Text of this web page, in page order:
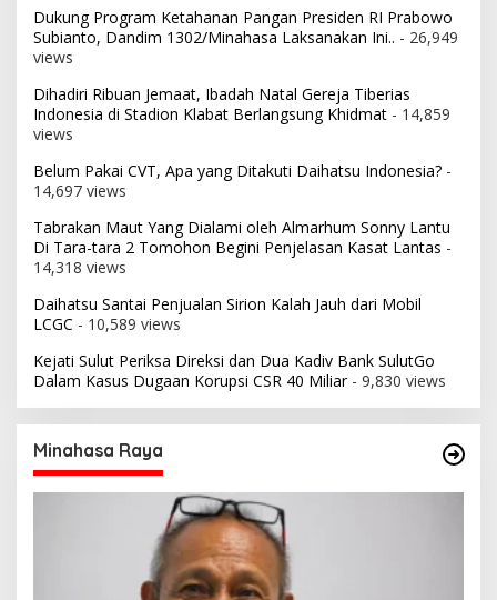
Dukung Program Ketahanan Pangan Presiden RI Prabowo
Subianto, Dandim 1302/Minahasa Laksanakan Ini.. - 26,949
views
Dihadiri Ribuan Jemaat, Ibadah Natal Gereja Tiberias
Indonesia di Stadion Klabat Berlangsung Khidmat - 14,859
views
Belum Pakai CVT, Apa yang Ditakuti Daihatsu Indonesia? -
14,697 views
Tabrakan Maut Yang Dialami oleh Almarhum Sonny Lantu
Di Tara-tara 2 Tomohon Begini Penjelasan Kasat Lantas -
14,318 views
Daihatsu Santai Penjualan Sirion Kalah Jauh dari Mobil
LCGC - 10,589 views
Kejati Sulut Periksa Direksi dan Dua Kadiv Bank SulutGo
Dalam Kasus Dugaan Korupsi CSR 40 Miliar- 9,830 views
Minahasa Raya